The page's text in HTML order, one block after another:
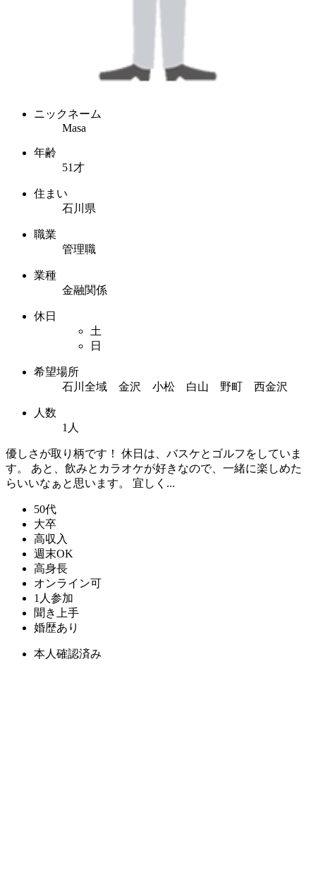
ニックネーム
Masa
年齢
51才
住まい
石川県
職業
管理職
業種
金融関係
休日
土
日
希望場所
石川全域 金沢 小松 白山 野町 西金沢
人数
1人
優しさが取り柄です！ 休日は、バスケとゴルフをしていま
す。 あと、飲みとカラオケが好きなので、一緒に楽しめた
らいいなぁと思います。 宜しく...
50代
大卒
高収入
週末OK
高身長
オンライン可
1人参加
聞き上手
婚歴あり
本人確認済み